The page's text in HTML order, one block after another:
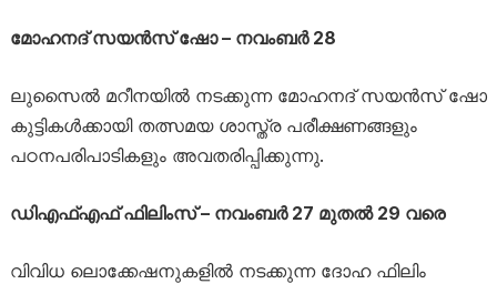
മോഹനദ് സയൻസ് ഷോ – നവംബർ 28
ലുസൈൽ മറീനയിൽ നടക്കുന്ന മോഹനദ് സയൻസ് ഷോ
കുട്ടികൾക്കായി തത്സമയ ശാസ്ത്ര പരീക്ഷണങ്ങളും
പഠനപരിപാടികളും അവതരിപ്പിക്കുന്നു.
ഡിഎഫ്എഫ് ഫിലിംസ് – നവംബർ 27 മുതൽ 29 വരെ
വിവിധ ലൊക്കേഷനുകളിൽ നടക്കുന്ന ദോഹ ഫിലിം